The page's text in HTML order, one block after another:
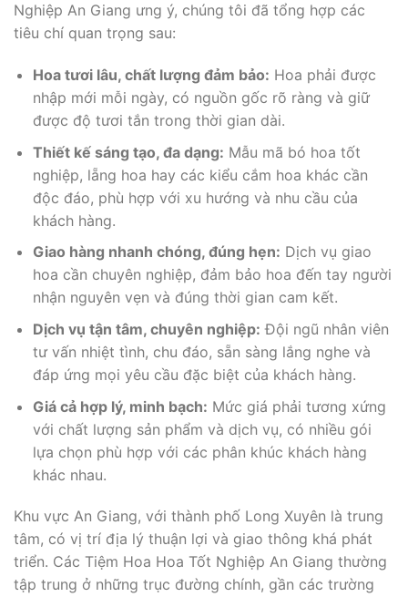
Nghiệp An Giang ưng ý, chúng tôi đã tổng hợp các
tiêu chí quan trọng sau:
Hoa tươi lâu, chất lượng đảm bảo: Hoa phải được
nhập mới mỗi ngày, có nguồn gốc rõ ràng và giữ
được độ tươi tắn trong thời gian dài.
Thiết kế sáng tạo, đa dạng: Mẫu mã bó hoa tốt
nghiệp, lẵng hoa hay các kiểu cắm hoa khác cần
độc đáo, phù hợp với xu hướng và nhu cầu của
khách hàng.
Giao hàng nhanh chóng, đúng hẹn: Dịch vụ giao
hoa cần chuyên nghiệp, đảm bảo hoa đến tay người
nhận nguyên vẹn và đúng thời gian cam kết.
Dịch vụ tận tâm, chuyên nghiệp: Đội ngũ nhân viên
tư vấn nhiệt tình, chu đáo, sẵn sàng lắng nghe và
đáp ứng mọi yêu cầu đặc biệt của khách hàng.
Giá cả hợp lý, minh bạch: Mức giá phải tương xứng
với chất lượng sản phẩm và dịch vụ, có nhiều gói
lựa chọn phù hợp với các phân khúc khách hàng
khác nhau.
Khu vực An Giang, với thành phố Long Xuyên là trung
tâm, có vị trí địa lý thuận lợi và giao thông khá phát
triển. Các Tiệm Hoa Hoa Tốt Nghiệp An Giang thường
tập trung ở những trục đường chính, gần các trường